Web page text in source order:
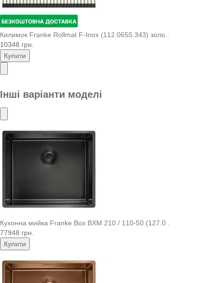
Килимок Franke Rollmat F-Inox (112.0655.343) золо..
10348 грн.
Купити
Інші варіанти моделі
Кухонна мийка Franke Box BXM 210 / 110-50 (127.0..
77948 грн.
Купити